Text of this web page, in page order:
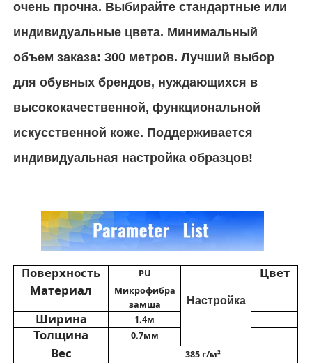
Материал из шерстиной кожи
Эко-замша
Ткань замши
Кожа из полиэтиленовой полиэтиленовой стали
Автомобильная кожа
Обувь Кожа
очень прочна. Выбирайте стандартные или
индивидуальные цвета. Минимальный
объем заказа: 300 метров. Лучший выбор
для обувных брендов, нуждающихся в
высококачественной, функциональной
искусственной коже. Поддерживается
индивидуальная настройка образцов!
Поверхность PU
Настройка
Цвет
Материал
Микрофибра
замша
Ширина 1.4м
Толщина 0.7мм
Вес 385 г/м²